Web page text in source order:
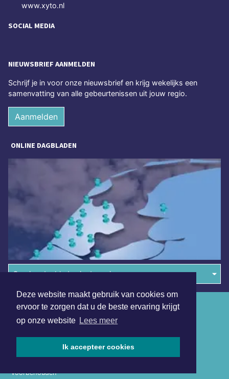
Deze website maakt gebruik van cookies om
ervoor te zorgen dat u de beste ervaring krijgt
op onze website Lees meer
Ik accepteer cookies
www.xyto.nl
SOCIAL MEDIA
NIEUWSBRIEF AANMELDEN
Schrijf je in voor onze nieuwsbrief en krijg wekelijks een
samenvatting van alle gebeurtenissen uit jouw regio.
Aanmelden
ONLINE DAGBLADEN
Overige dagbladen in de regio
voorbehouden
Algemene voorwaarden
Disclaimer